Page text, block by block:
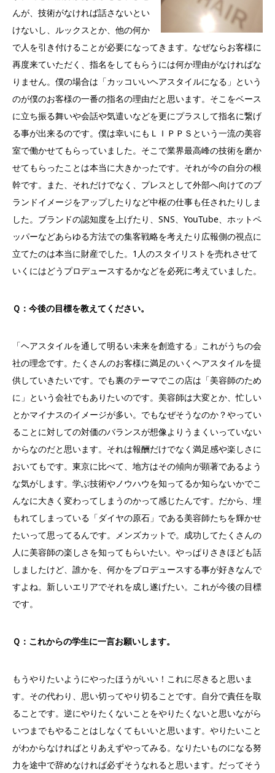
んが、技術がなければ話さないとい
けないし、ルックスとか、他の何か
で人を引き付けることが必要になってきます。なぜならお客様に
再度来ていただく、指名をしてもらうには何か理由がなければな
りません。僕の場合は「カッコいいヘアスタイルになる」という
のが僕のお客様の一番の指名の理由だと思います。そこをベース
に立ち振る舞いや会話や気遣いなどを更にプラスして指名に繋げ
る事が出来るのです。僕は幸いにもＬＩＰＰＳという一流の美容
室で働かせてもらっていました。そこで業界最高峰の技術を磨か
せてもらったことは本当に大きかったです。それが今の自分の根
幹です。また、それだけでなく、プレスとして外部へ向けてのブ
ランドイメージをアップしたりなど中枢の仕事も任されたりしま
した。ブランドの認知度を上げたり、SNS、YouTube、ホットペ
ッパーなどあらゆる方法での集客戦略を考えたり広報側の視点に
立てたのは本当に財産でした。1人のスタイリストを売れさせて
いくにはどうプロデュースするかなどを必死に考えていました。
Ｑ：今後の目標を教えてください。
「ヘアスタイルを通して明るい未来を創造する」これがうちの会
社の理念です。たくさんのお客様に満足のいくヘアスタイルを提
供していきたいです。でも裏のテーマでこの店は「美容師のため
に」という会社でもありたいのです。美容師は大変とか、忙しい
とかマイナスのイメージが多い。でもなぜそうなのか？やってい
ることに対しての対価のバランスが想像よりうまくいっていない
からなのだと思います。それは報酬だけでなく満足感や楽しさに
おいてもです。東京に比べて、地方はその傾向が顕著であるよう
な気がします。学ぶ技術やノウハウを知ってるか知らないかでこ
んなに大きく変わってしまうのかって感じたんです。だから、埋
もれてしまっている「ダイヤの原石」である美容師たちを輝かせ
たいって思ってるんです。メンズカットで。成功してたくさんの
人に美容師の楽しさを知ってもらいたい。やっぱりさきほども話
しましたけど、誰かを、何かをプロデュースする事が好きなんで
すよね。新しいエリアでそれを成し遂げたい。これが今後の目標
です。
Ｑ：これからの学生に一言お願いします。
もうやりたいようにやったほうがいい！これに尽きると思いま
す。その代わり、思い切ってやり切ることです。自分で責任を取
ることです。逆にやりたくないことをやりたくないと思いながら
いつまでもやることはしなくてもいいと思います。やりたいこと
がわからなければとりあえずやってみる。なりたいものになる努
力を途中で辞めなければ必ずそうなれると思います。だってそう